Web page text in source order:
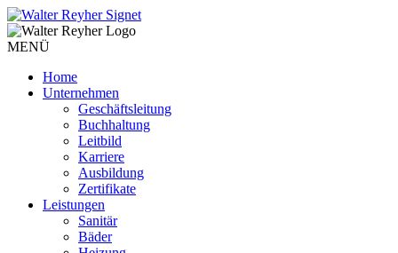
MENÜ
Home
Unternehmen
Geschäftsleitung
Buchhaltung
Leitbild
Karriere
Ausbildung
Zertifikate
Leistungen
Sanitär
Bäder